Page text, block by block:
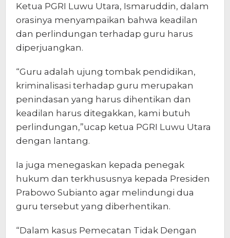
Ketua PGRI Luwu Utara, Ismaruddin, dalam
orasinya menyampaikan bahwa keadilan
dan perlindungan terhadap guru harus
diperjuangkan.
“Guru adalah ujung tombak pendidikan,
kriminalisasi terhadap guru merupakan
penindasan yang harus dihentikan dan
keadilan harus ditegakkan, kami butuh
perlindungan,”ucap ketua PGRI Luwu Utara
dengan lantang.
Ia juga menegaskan kepada penegak
hukum dan terkhususnya kepada Presiden
Prabowo Subianto agar melindungi dua
guru tersebut yang diberhentikan.
“Dalam kasus Pemecatan Tidak Dengan